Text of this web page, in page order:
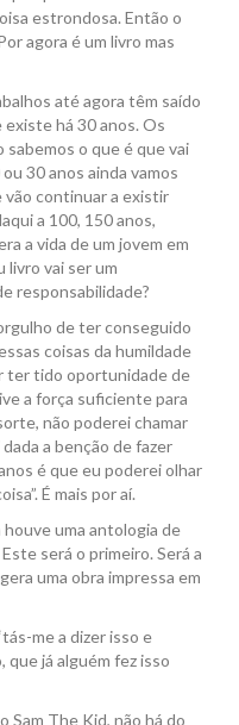
estrondosa. Então o
agora é um livro mas
até agora têm saído
há 30 anos. Os
sabemos o que é que vai
30 anos ainda vamos
vão continuar a existir
a 100, 150 anos,
a vida de um jovem em
livro vai ser um
responsabilidade?
de ter conseguido
coisas da humildade
ter tido oportunidade de
a força suficiente para
não poderei chamar
a benção de fazer
é que eu poderei olhar
É mais por aí.
uma antologia de
será o primeiro. Será a
uma obra impressa em
me a dizer isso e
que já alguém fez isso
Sam The Kid, não há do